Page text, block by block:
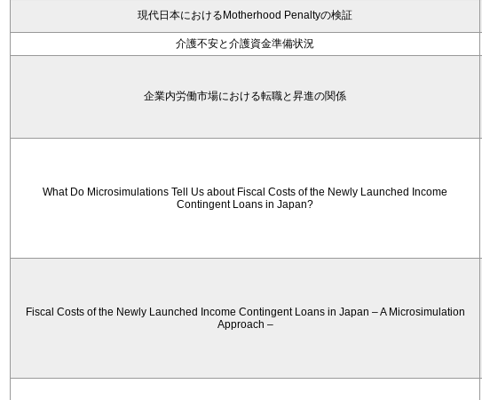
現代日本におけるMotherhood Penaltyの検証
介護不安と介護資金準備状況
企業内労働市場における転職と昇進の関係
What Do Microsimulations Tell Us about Fiscal Costs of the Newly Launched Income
Contingent Loans in Japan?
Fiscal Costs of the Newly Launched Income Contingent Loans in Japan – A Microsimulation
Approach –